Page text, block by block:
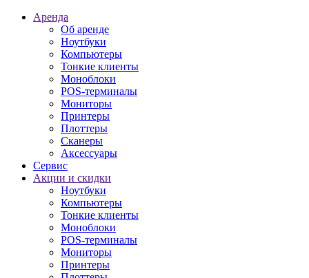
Аренда
Об аренде
Ноутбуки
Компьютеры
Тонкие клиенты
Моноблоки
POS-терминалы
Мониторы
Принтеры
Плоттеры
Сканеры
Аксессуары
Сервис
Акции и скидки
Ноутбуки
Компьютеры
Тонкие клиенты
Моноблоки
POS-терминалы
Мониторы
Принтеры